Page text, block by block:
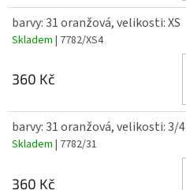
barvy: 31 oranžová, velikosti: XS
Skladem | 7782/XS4
360 Kč
barvy: 31 oranžová, velikosti: 3/4
Skladem | 7782/31
360 Kč